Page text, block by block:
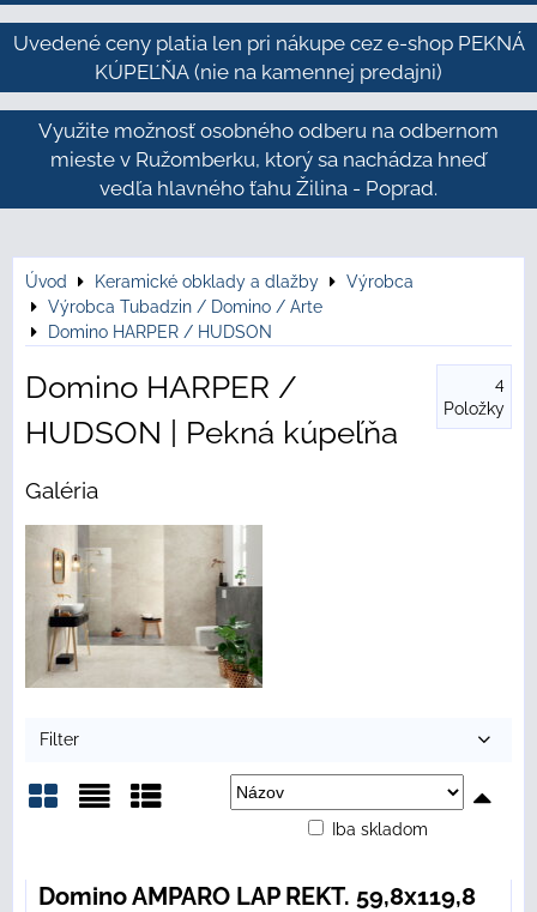
Uvedené ceny platia len pri nákupe cez e-shop PEKNÁ
KÚPEĽŇA (nie na kamennej predajni)
Využite možnosť osobného odberu na odbernom
mieste v Ružomberku, ktorý sa nachádza hneď
vedľa hlavného ťahu Žilina - Poprad.
Úvod Keramické obklady a dlažby
Výrobca
Výrobca Tubadzin / Domino / Arte
Domino HARPER / HUDSON
Domino HARPER /
HUDSON | Pekná kúpeľňa
4
Položky
Galéria
Filter
Iba skladom
Domino AMPARO LAP REKT. 59,8x119,8